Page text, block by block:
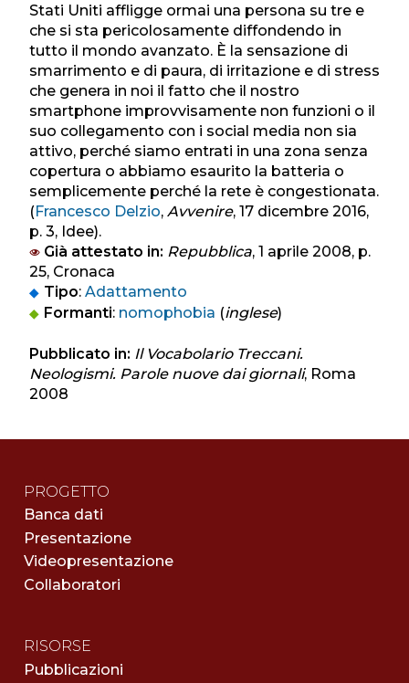
Stati Uniti affligge ormai una persona su tre e
che si sta pericolosamente diffondendo in
tutto il mondo avanzato. È la sensazione di
smarrimento e di paura, di irritazione e di stress
che genera in noi il fatto che il nostro
smartphone improvvisamente non funzioni o il
suo collegamento con i social media non sia
attivo, perché siamo entrati in una zona senza
copertura o abbiamo esaurito la batteria o
semplicemente perché la rete è congestionata.
(Francesco Delzio, Avvenire, 17 dicembre 2016,
p. 3, Idee).
Già attestato in: Repubblica, 1 aprile 2008, p.
25, Cronaca
Tipo:Adattamento
Formanti: nomophobia (inglese)
Pubblicato in: Il Vocabolario Treccani.
Neologismi. Parole nuove dai giornali, Roma
2008
PROGETTO
Banca dati
Presentazione
Videopresentazione
Collaboratori
RISORSE
Pubblicazioni